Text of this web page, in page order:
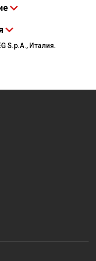
S.p.A., Италия.